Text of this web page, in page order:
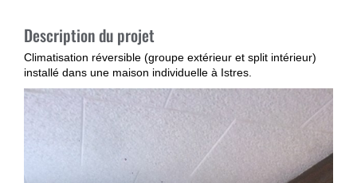
Description du projet
Climatisation réversible (groupe extérieur et split intérieur)
installé dans une maison individuelle à Istres.